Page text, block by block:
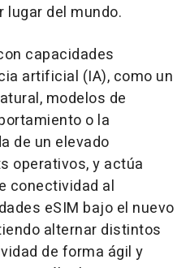
lugar del mundo.
capacidades
artificial (IA), como un
modelos de
o la
de un elevado
operativos, y actúa
conectividad al
eSIM bajo el nuevo
alternar distintos
de forma ágil y